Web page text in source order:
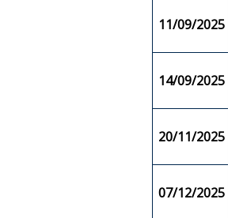
11/09/2025
14/09/2025
20/11/2025
07/12/2025